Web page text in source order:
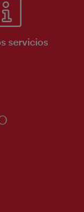
servicios